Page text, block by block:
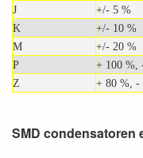
J
+/- 5 %
K
+/- 10 %
M
+/- 20 %
P
+ 100 %,
Z
+ 80 %, -
SMD condensatoren